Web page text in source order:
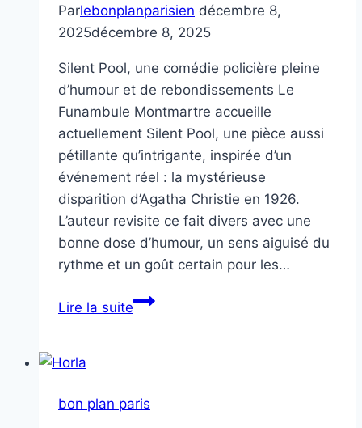
Parlebonplanparisien décembre 8,
2025décembre 8, 2025
Silent Pool, une comédie policière pleine
d’humour et de rebondissements Le
Funambule Montmartre accueille
actuellement Silent Pool, une pièce aussi
pétillante qu’intrigante, inspirée d’un
événement réel : la mystérieuse
disparition d’Agatha Christie en 1926.
L’auteur revisite ce fait divers avec une
bonne dose d’humour, un sens aiguisé du
rythme et un goût certain pour les…
Lire la suiteSilent
bon plan paris